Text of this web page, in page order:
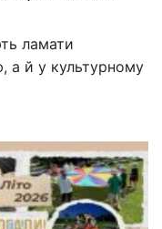
ламати
а й у культурному